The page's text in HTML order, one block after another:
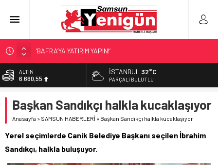
‘BAFRA’YA YATIRIM YAPIN!’
İŞTE FINDIK FİYATI!
YÖNETİCİ SEÇERKEN YAPILAN EN BÜYÜK HATALAR
GERİ SAYIM BAŞLADI
ALTIN
6.660,55
13.779,39
DOLAR
55,1881
İSTANBUL 32°C
PARÇALI BULUTLU
Başkan Sandıkçı halkla kucaklaşıyor
Anasayfa » SAMSUN HABERLERİ » Başkan Sandıkçı halkla kucaklaşıyor
Yerel seçimlerde Canik Belediye Başkanı seçilen İbrahim
Sandıkçı, halkla buluşuyor.